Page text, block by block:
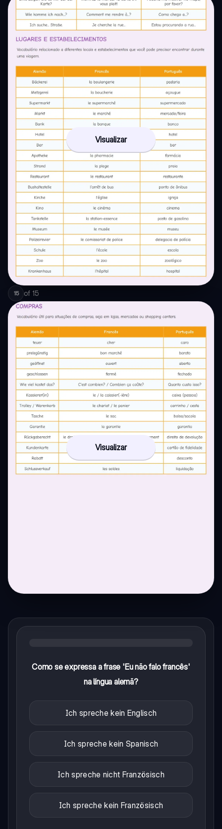
Visualizar
15 of 15
Visualizar
Como se expressa a frase 'Eu não falo francês'
na língua alemã?
Ich spreche kein Englisch
Ich spreche kein Spanisch
Ich spreche nicht Französisch
Ich spreche kein Französisch